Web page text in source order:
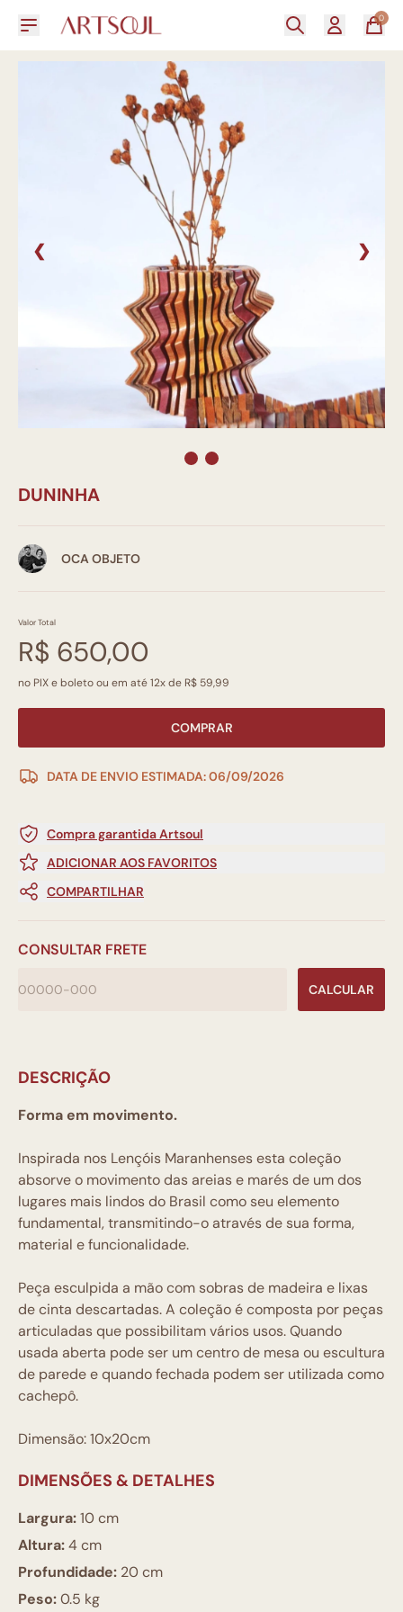
0
❮ ❯
DUNINHA
OCA OBJETO
Valor Total
R$ 650,00
no PIX e boleto ou em até 12x de R$ 59,99
COMPRAR
DATA DE ENVIO ESTIMADA: 06/09/2026
Compra garantida Artsoul
ADICIONAR AOS FAVORITOS
COMPARTILHAR
CONSULTAR FRETE
CALCULAR
DESCRIÇÃO
Forma em movimento.
Inspirada nos Lençóis Maranhenses esta coleção
absorve o movimento das areias e marés de um dos
lugares mais lindos do Brasil como seu elemento
fundamental, transmitindo-o através de sua forma,
material e funcionalidade.
Peça esculpida a mão com sobras de madeira e lixas
de cinta descartadas. A coleção é composta por peças
articuladas que possibilitam vários usos. Quando
usada aberta pode ser um centro de mesa ou escultura
de parede e quando fechada podem ser utilizada como
cachepô.
Dimensão: 10x20cm
DIMENSÕES & DETALHES
Largura:10 cm
Altura:4 cm
Profundidade: 20 cm
Peso:0.5 kg